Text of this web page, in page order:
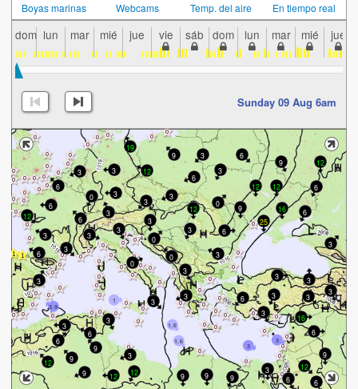
Boyas marinas Webcams Temp. del aire En tiempo real
dom lun mar mié jue vie sáb dom lun mar mié jue
Sunday 09 Aug 6am
3.9
1
1.6 3
1.6
3
12
3
9 3
6
3
6
12
0
6
3
3
3 3
6
19
0
12
16
12
6
0
9
6
3
9
6
6
3
9
3
3
6
9
3
12
3
3
3
16
3
12
9
25
3
3
3
12
12
9
3
3
3
3
3
0
3
6
12
3
3
3
9
3
9
6
6
9
6
3
6
6
0
12